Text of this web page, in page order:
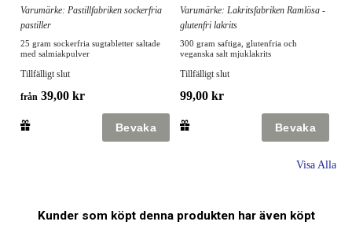
Varumärke: Pastillfabriken sockerfria
pastiller
25 gram sockerfria sugtabletter saltade
med salmiakpulver
Tillfälligt slut
från 39,00 kr
Varumärke: Lakritsfabriken Ramlösa -
glutenfri lakrits
300 gram saftiga, glutenfria och
veganska salt mjuklakrits
Tillfälligt slut
99,00 kr
Visa Alla
Kunder som köpt denna produkten har även köpt